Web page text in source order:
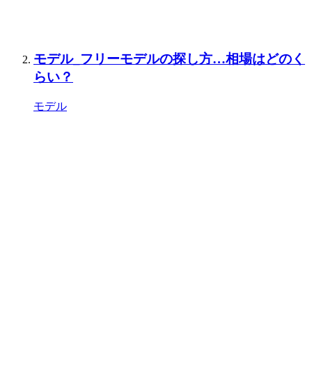
モデル_フリーモデルの探し方…相場はどのく
らい？
モデル